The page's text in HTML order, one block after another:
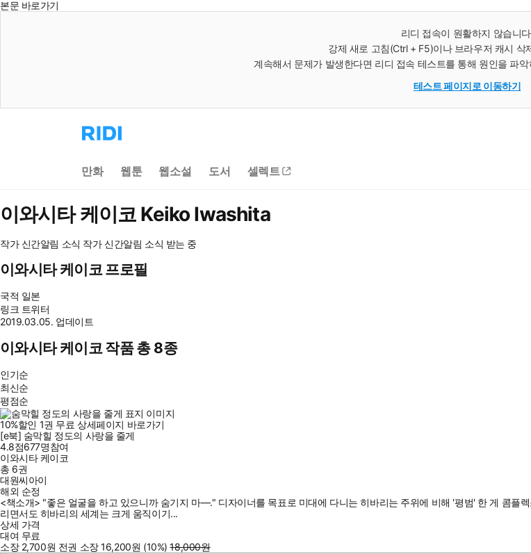
본문 바로가기
리디 접속이 원활하지 않습니
강제 새로 고침(Ctrl + F5)이나 브라우저 캐시 삭
계속해서 문제가 발생한다면 리디 접속 테스트를 통해 원인을 파
테스트 페이지로 이동하기
리
디
으
로
만화 웹툰 웹소설 도서 셀렉트
이와시타 케이코 Keiko Iwashita
작가 신간알림 소식 작가 신간알림 소식 받는 중
이와시타 케이코 프로필
국적 일본
링크 트위터
2019.03.05. 업데이트
이와시타 케이코 작품 총 8종
인기순
최신순
평점순
10%할인 1권 무료 상세페이지 바로가기
[e북] 숨막힐 정도의 사랑을 줄게
4.8점677명참여
이와시타 케이코
총 6권
대원씨아이
해외 순정
<책소개> "좋은 얼굴을 하고 있으니까 숨기지 마—." 디자이너를 목표로 미대에 다니는 히바리는 주위에 비해 '평범' 한 게 콤플
리면서도 히바리의 세계는 크게 움직이기...
상세 가격
대여 무료
소장 2,700원 전권 소장16,200원 (10%) 18,000원